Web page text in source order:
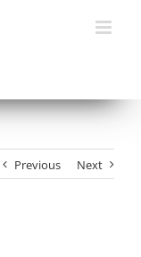
Previous Next